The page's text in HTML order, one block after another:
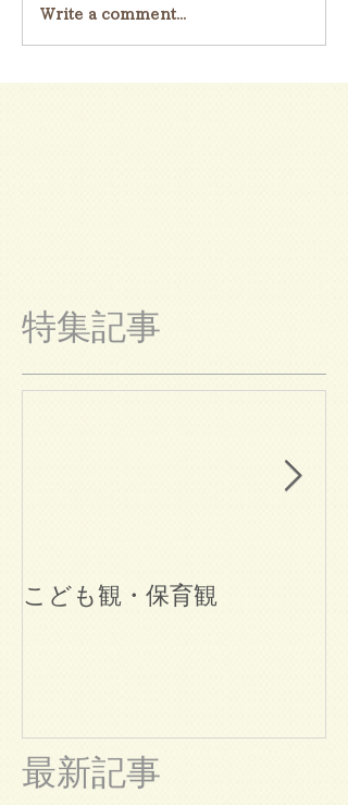
Write a comment...
特集記事
こども観・保育観
最新記事